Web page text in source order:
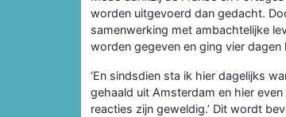
worden uitgevoerd dan gedacht.
samenwerking met ambachtelijke
worden gegeven en ging vier dagen
‘En sindsdien sta ik hier dagelijks
gehaald uit Amsterdam en hier
reacties zijn geweldig.’ Dit wordt